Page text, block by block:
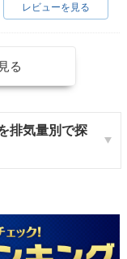
レビューを見る
る
排気量別で探